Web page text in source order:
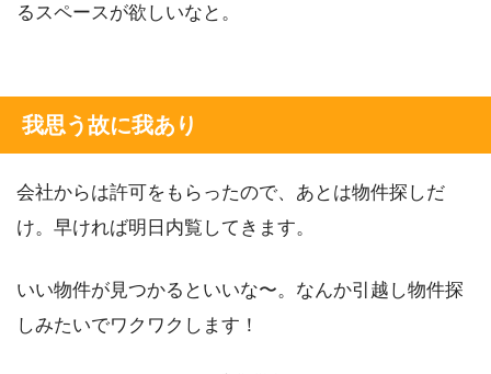
るスペースが欲しいなと。
我思う故に我あり
会社からは許可をもらったので、あとは物件探しだ
け。早ければ明日内覧してきます。
いい物件が見つかるといいな〜。なんか引越し物件探
しみたいでワクワクします！